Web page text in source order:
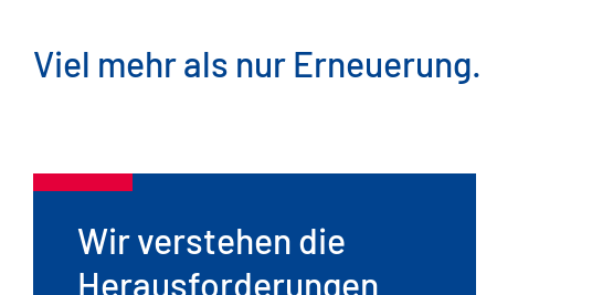
Viel mehr als nur Erneuerung.
Wir verstehen die
Herausforderungen